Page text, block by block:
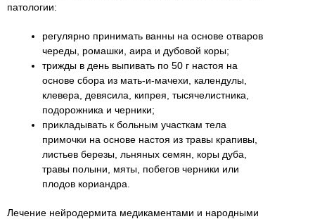
патологии:
регулярно принимать ванны на основе отваров
череды, ромашки, аира и дубовой коры;
трижды в день выпивать по 50 г настоя на
основе сбора из мать-и-мачехи, календулы,
клевера, девясила, кипрея, тысячелистника,
подорожника и черники;
прикладывать к больным участкам тела
примочки на основе настоя из травы крапивы,
листьев березы, льняных семян, коры дуба,
травы полыни, мяты, побегов черники или
плодов кориандра.
Лечение нейродермита медикаментами и народными